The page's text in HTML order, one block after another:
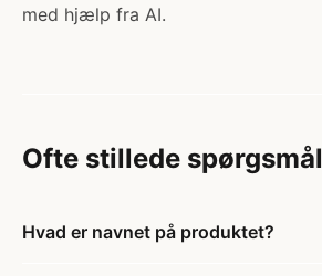
med hjælp fra AI.
Ofte stillede spørgsmål
Hvad er navnet på produktet?